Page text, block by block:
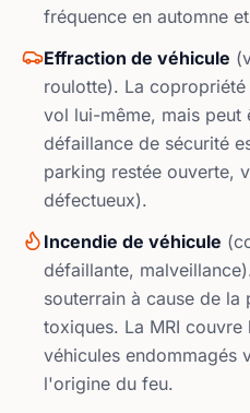
fréquence en automne
Effraction de véhicule
roulotte). La
vol lui-même, mais peut
défaillance de sécurité
parking restée ouverte,
défectueux).
Incendie de véhicule
défaillante,
souterrain à cause de
toxiques. La MRI
véhicules endommagés
l'origine du feu.